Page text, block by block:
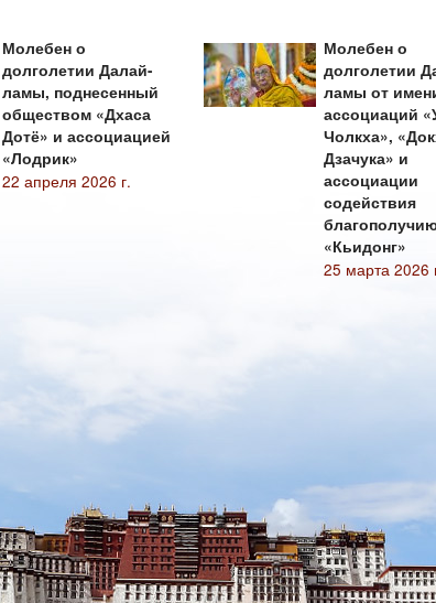
Молебен о
долголетии Далай-
ламы, поднесенный
обществом «Дхаса
Дотё» и ассоциацией
«Лодрик»
22 апреля 2026 г.
Молебен о
долголетии
ламы от
ассоциаций
Чолкха»,
Дзачука» и
ассоциации
содействия
«Кьидонг»
25 марта 2026